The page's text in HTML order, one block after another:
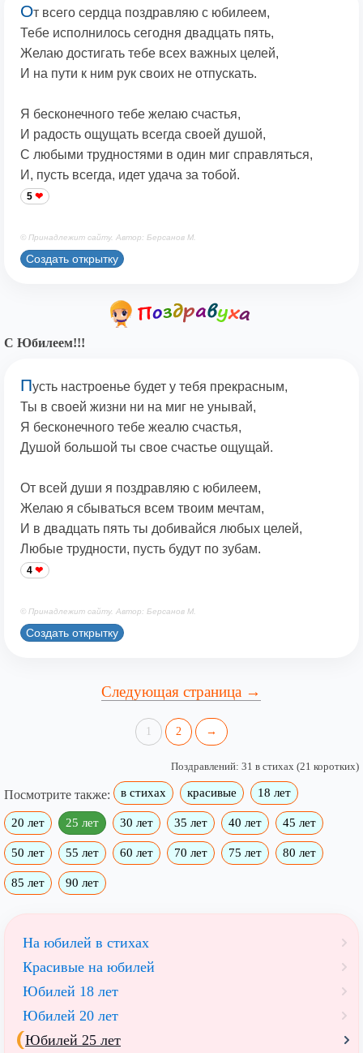
От всего сердца поздравляю с юбилеем,
Тебе исполнилось сегодня двадцать пять,
Желаю достигать тебе всех важных целей,
И на пути к ним рук своих не отпускать.
Я бесконечного тебе желаю счастья,
И радость ощущать всегда своей душой,
С любыми трудностями в один миг справляться,
И, пусть всегда, идет удача за тобой.
5
© Принадлежит сайту. Автор: Берсанов М.
Создать открытку
С Юбилеем!!!
Пусть настроенье будет у тебя прекрасным,
Ты в своей жизни ни на миг не унывай,
Я бесконечного тебе жеалю счастья,
Душой большой ты свое счастье ощущай.
От всей души я поздравляю с юбилеем,
Желаю я сбываться всем твоим мечтам,
И в двадцать пять ты добивайся любых целей,
Любые трудности, пусть будут по зубам.
4
© Принадлежит сайту. Автор: Берсанов М.
Создать открытку
Следующая страница →
1 2 →
Поздравлений: 31 в стихах (21 коротких)
Посмотрите также: в стихах красивые 18 лет
20 лет 25 лет 30 лет 35 лет 40 лет 45 лет
50 лет 55 лет 60 лет 70 лет 75 лет 80 лет
85 лет 90 лет
На юбилей в стихах
Красивые на юбилей
Юбилей 18 лет
Юбилей 20 лет
Юбилей 25 лет